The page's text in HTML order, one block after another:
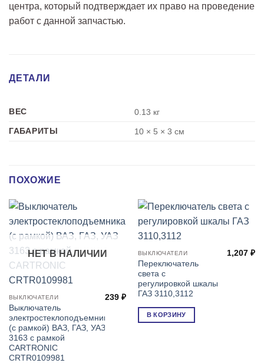
центра, который подтверждает их право на проведение
работ с данной запчастью.
ДЕТАЛИ
ВЕС
0.13 кг
ГАБАРИТЫ
10 × 5 × 3 см
ПОХОЖИЕ
НЕТ В НАЛИЧИИ
ВЫКЛЮЧАТЕЛИ
Выключатель
электростеклоподъемника
(с рамкой) ВАЗ, ГАЗ, УАЗ
3163 с рамкой
CARTRONIC
CRTR0109981
239₽
ВЫКЛЮЧАТЕЛИ
Переключатель
света с
регулировкой шкалы
ГАЗ 3110,3112
1,207₽
В КОРЗИНУ